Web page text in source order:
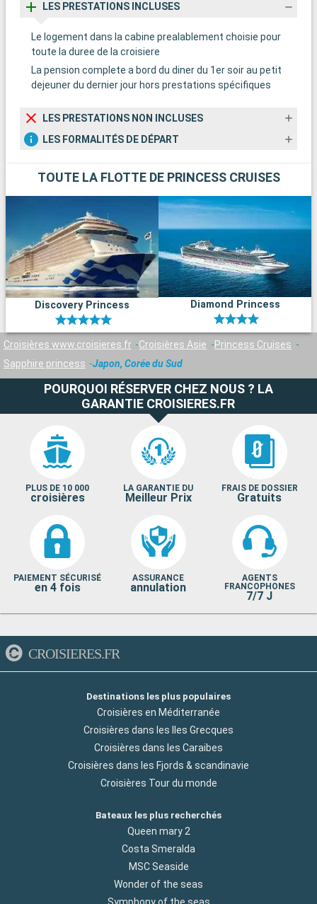
LES PRESTATIONS INCLUSES
Le logement dans la cabine prealablement choisie pour
toute la duree de la croisiere
La pension complete a bord du diner du 1er soir au petit
dejeuner du dernier jour hors prestations spécifiques
LES PRESTATIONS NON INCLUSES
LES FORMALITÉS DE DÉPART
TOUTE LA FLOTTE DE PRINCESS CRUISES
Discovery Princess Diamond Princess
Croisières www.croisieres.fr Croisières Asie
Princess Cruises
Sapphire princess
Japon, Corée du Sud
POURQUOI RÉSERVER CHEZ NOUS ? LA
GARANTIE CROISIERES.FR
PLUS DE 10 000
croisières
LA GARANTIE DU
Meilleur Prix
FRAIS DE DOSSIER
Gratuits
PAIEMENT SÉCURISÉ
en 4 fois
ASSURANCE
annulation
AGENTS
FRANCOPHONES
7/7 J
CROISIERES.FR
Destinations les plus populaires
Croisières en Méditerranée
Croisières dans les Iles Grecques
Croisières dans les Caraibes
Croisières dans les Fjords & scandinavie
Croisières Tour du monde
Bateaux les plus recherchés
Queen mary 2
Costa Smeralda
MSC Seaside
Wonder of the seas